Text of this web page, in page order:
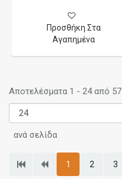
Προσθήκη Στα
Αγαπημένα
Αποτελέσματα 1 - 24 από 57
ανά σελίδα
1 2 3